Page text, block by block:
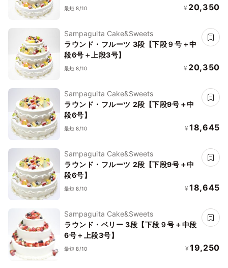
最短 8/10 ¥ 20,350
Sampaguita Cake&Sweets
ラウンド・フルーツ 3段【下段９号＋中
段6号＋上段3号】
最短 8/10 ¥ 20,350
Sampaguita Cake&Sweets
ラウンド・フルーツ 2段【下段9号＋中
段6号】
最短 8/10 ¥ 18,645
Sampaguita Cake&Sweets
ラウンド・フルーツ 2段【下段9号＋中
段6号】
最短 8/10 ¥ 18,645
Sampaguita Cake&Sweets
ラウンド・ベリー 3段【下段９号＋中段
6号＋上段3号】
最短 8/10 ¥ 19,250